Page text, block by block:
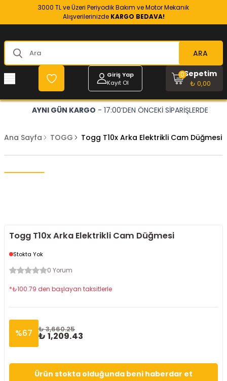
3000 TL ve Üzeri Periyodik Bakım ve Motor Mekanik
Alışverilerinizde KARGO BEDAVA!
ARA
Giriş Yap
Kayıt Ol
Sepetim
₺ 0,00
0
AYNI GÜN KARGO - 17:00’DEN ÖNCEKİ SİPARİŞLERDE
Ana Sayfa TOGG Togg T10x Arka Elektrikli Cam Düğmesi
Togg T10x Arka Elektrikli Cam Düğmesi
Stokta Yok
0 Yorum
*₺100.79 den başlayan taksitlerle
%67 ₺ 3,660.25
₺ 1,209.43
Ürün stokta olduğunda beni haberdar et